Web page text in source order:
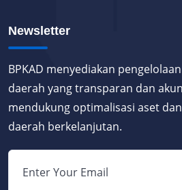
Newsletter
BPKAD menyediakan
daerah yang transparan dan
mendukung optimalisasi aset
daerah berkelanjutan.